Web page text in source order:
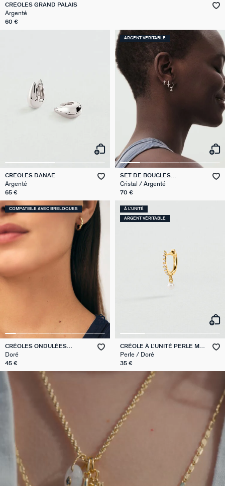
CRÉOLES GRAND PALAIS
Argenté
60 €
CRÉOLES DANAE
Argenté
65 €
ARGENT VÉRITABLE
SET DE BOUCLES
D'OREILLES BELOVED MIX &
MATCH
Cristal / Argenté
70 €
COMPATIBLE AVEC BRELOQUES
CRÉOLES ONDULÉES
TALISMANS
Doré
45 €
À L'UNITÉ
ARGENT VÉRITABLE
CRÉOLE À L'UNITÉ PERLE MIX
& MATCH
Perle / Doré
35 €